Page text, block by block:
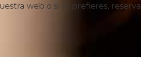
web o si lo prefieres, reserva